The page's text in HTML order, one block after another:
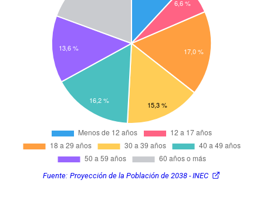
Fuente: Proyección de la Población de 2038 - INEC